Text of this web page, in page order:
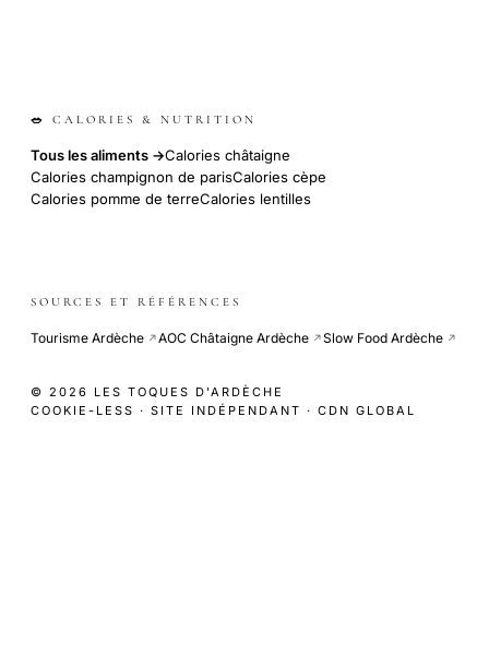
🥗 CALORIES & NUTRITION
Tous les aliments →Calories châtaigne
Calories champignon de parisCalories cèpe
Calories pomme de terreCalories lentilles
SOURCES ET RÉFÉRENCES
Tourisme Ardèche ↗AOC Châtaigne Ardèche ↗Slow Food Ardèche ↗
© 2026 LES TOQUES D'ARDÈCHE
COOKIE-LESS · SITE INDÉPENDANT · CDN GLOBAL